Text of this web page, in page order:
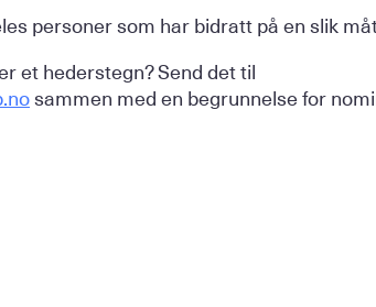
personer som har bidratt på en slik
et hederstegn? Send det til
sammen med en begrunnelse for